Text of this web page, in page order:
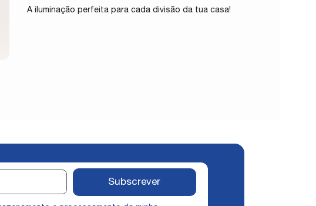
A iluminação perfeita para cada divisão da tua casa!
Subscrever